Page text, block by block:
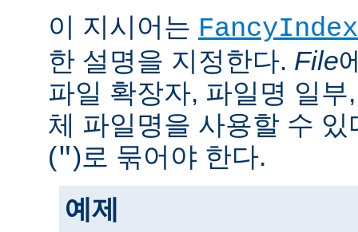
이 지시어는
한 설명을 지정한다. File
파일 확장자, 파일명 일
체 파일명을 사용할 수
(")로 묶어야 한다.
예제